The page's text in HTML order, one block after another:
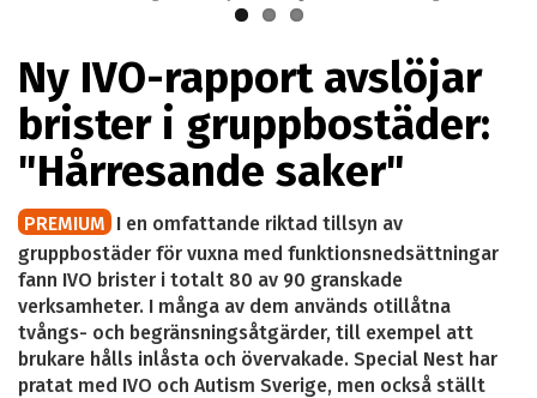
Ny IVO-rapport avslöjar
brister i gruppbostäder:
"Hårresande saker"
PREMIUM I en omfattande riktad tillsyn av
gruppbostäder för vuxna med funktionsnedsättningar
fann IVO brister i totalt 80 av 90 granskade
verksamheter. I många av dem används otillåtna
tvångs- och begränsningsåtgärder, till exempel att
brukare hålls inlåsta och övervakade. Special Nest har
pratat med IVO och Autism Sverige, men också ställt